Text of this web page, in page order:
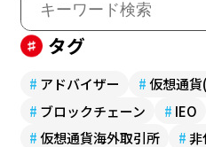
タグ
# アドバイザー #仮想通
# ブロックチェーン # IEO
#仮想通貨海外取引所 #非